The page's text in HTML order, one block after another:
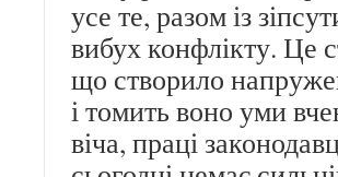
усе те, разом із
вибух конфлікту. Це
що створило
і томить воно уми
віча, праці